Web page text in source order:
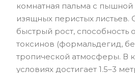
комнатная пальма с пышной
изящных перистых листьев.
быстрый рост, способность
токсинов (формальдегид,
тропической атмосферы. В
условиях достигает 1.5–3